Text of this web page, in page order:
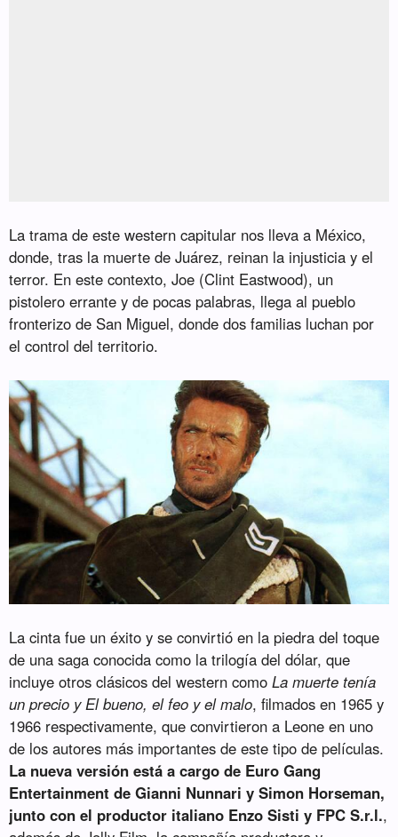
La trama de este western capitular nos lleva a México,
donde, tras la muerte de Juárez, reinan la injusticia y el
terror. En este contexto, Joe (Clint Eastwood), un
pistolero errante y de pocas palabras, llega al pueblo
fronterizo de San Miguel, donde dos familias luchan por
el control del territorio.
La cinta fue un éxito y se convirtió en la piedra del toque
de una saga conocida como la trilogía del dólar, que
incluye otros clásicos del western comoLa muerte tenía
un precio y El bueno, el feo y el malo, filmados en 1965 y
1966 respectivamente, que convirtieron a Leone en uno
de los autores más importantes de este tipo de películas.
La nueva versión está a cargo de Euro Gang
Entertainment de Gianni Nunnari y Simon Horseman,
junto con el productor italiano Enzo Sisti y FPC S.r.l.,